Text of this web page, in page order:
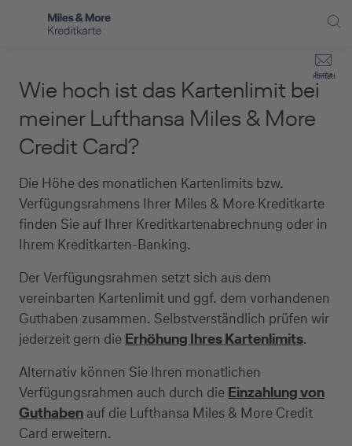
Direkt zur Suche (Enter drücken)
Direkt zum Hauptinhalt (Enter drücken)
Kontakt
Suche
Selbstständige
Unternehmen
Service
Miles & More Programm
Kreditkarte empfehlen
Kreditkarten-Banking
Kreditkarte beantragen
Wie hoch ist das Kartenlimit bei
meiner Lufthansa Miles & More
Credit Card?
Die Höhe des monatlichen Kartenlimits bzw.
Verfügungsrahmens Ihrer Miles & More Kreditkarte
finden Sie auf Ihrer Kreditkartenabrechnung oder in
Ihrem Kreditkarten-Banking.
Der Verfügungsrahmen setzt sich aus dem
vereinbarten Kartenlimit und ggf. dem vorhandenen
Guthaben zusammen. Selbstverständlich prüfen wir
jederzeit gern die Erhöhung Ihres Kartenlimits.
Alternativ können Sie Ihren monatlichen
Verfügungsrahmen auch durch die Einzahlung von
Guthaben auf die Lufthansa Miles & More Credit
Card erweitern.